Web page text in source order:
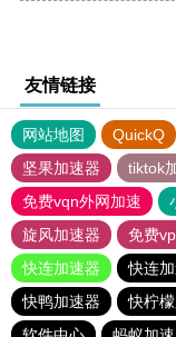
友情链接
网站地图 QuickQ
坚果加速器
tiktok
免费vqn外网加速
旋风加速器
免费
快连加速器
快连
快鸭加速器
快柠